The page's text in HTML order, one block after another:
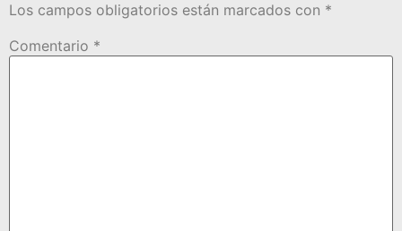
Los campos obligatorios están marcados con *
Comentario *